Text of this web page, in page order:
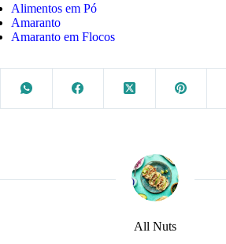
Alimentos em Pó
Amaranto
Amaranto em Flocos
All Nuts